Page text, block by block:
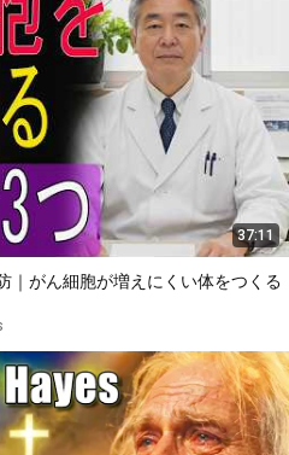
37:11
｜がん細胞が増えにくい体をつくる